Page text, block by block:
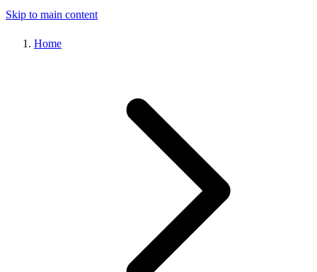
Skip to main content
Home